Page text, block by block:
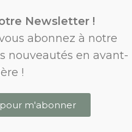
Newsletter !
abonnez à notre
nouveautés en avant-
!
m'abonner